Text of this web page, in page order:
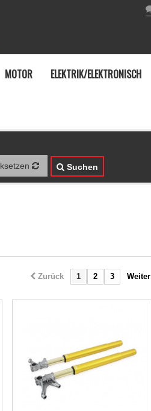
MOTOR ELEKTRIK/ELEKTRONISCH
Suchen
Zurück 1 2 3 Weiter